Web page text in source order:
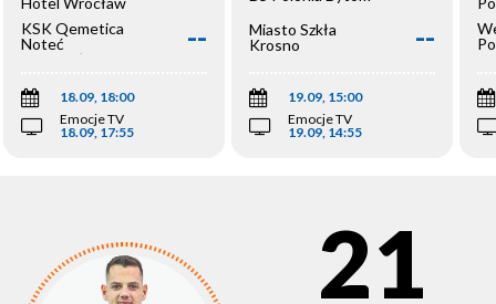
KSK Qemetica
Noteć
Inowrocław
--
18.09, 18:00
Emocje TV
18.09, 17:55
Miasto Szkła
Krosno
--
19.09, 15:00
Emocje TV
19.09, 14:55
21